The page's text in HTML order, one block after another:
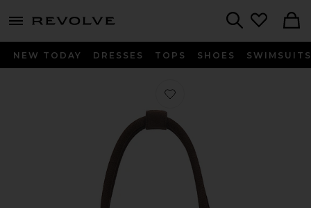
menu - shows more content
NEW TODAY DRESSES TOPS SHOES SWIMSUITS
Favorito BOLSO TOTE SOFT